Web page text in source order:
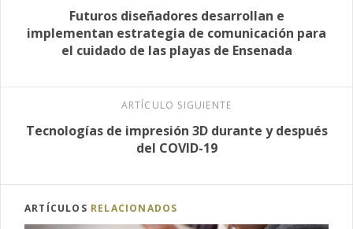
Futuros diseñadores desarrollan e
implementan estrategia de comunicación para
el cuidado de las playas de Ensenada
ARTÍCULO SIGUIENTE
Tecnologías de impresión 3D durante y después
del COVID-19
ARTÍCULOS RELACIONADOS